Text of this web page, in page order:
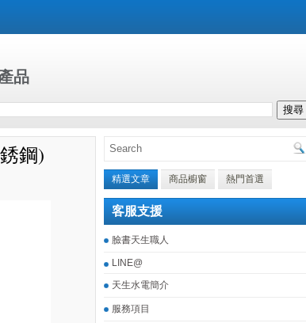
品
鋼)
精選文章 商品櫥窗 熱門首選
客服支援
臉書天生職人
LINE@
天生水電簡介
服務項目